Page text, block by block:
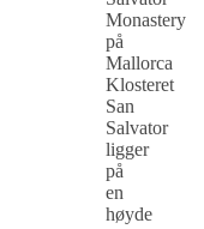
Monastery
på
Mallorca
Klosteret
San
Salvator
ligger
på
en
høyde